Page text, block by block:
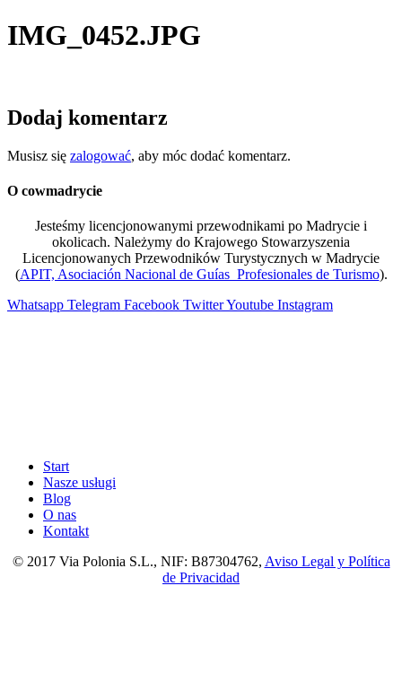
IMG_0452.JPG
Dodaj komentarz
Musisz się zalogować, aby móc dodać komentarz.
O cowmadrycie
Jesteśmy licencjonowanymi przewodnikami po Madrycie i
okolicach. Należymy do Krajowego Stowarzyszenia
Licencjonowanych Przewodników Turystycznych w Madrycie
(APIT, Asociación Nacional de Guías Profesionales de Turismo).
Whatsapp Telegram Facebook TwitterYoutube Instagram
Start
Nasze usługi
Blog
O nas
Kontakt
© 2017 Via Polonia S.L., NIF: B87304762, Aviso Legal y Política
de Privacidad